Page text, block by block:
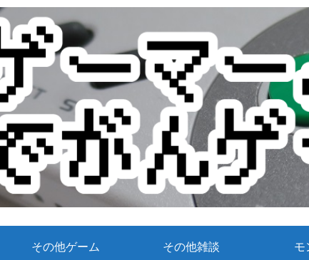
その他ゲーム その他雑談 モ